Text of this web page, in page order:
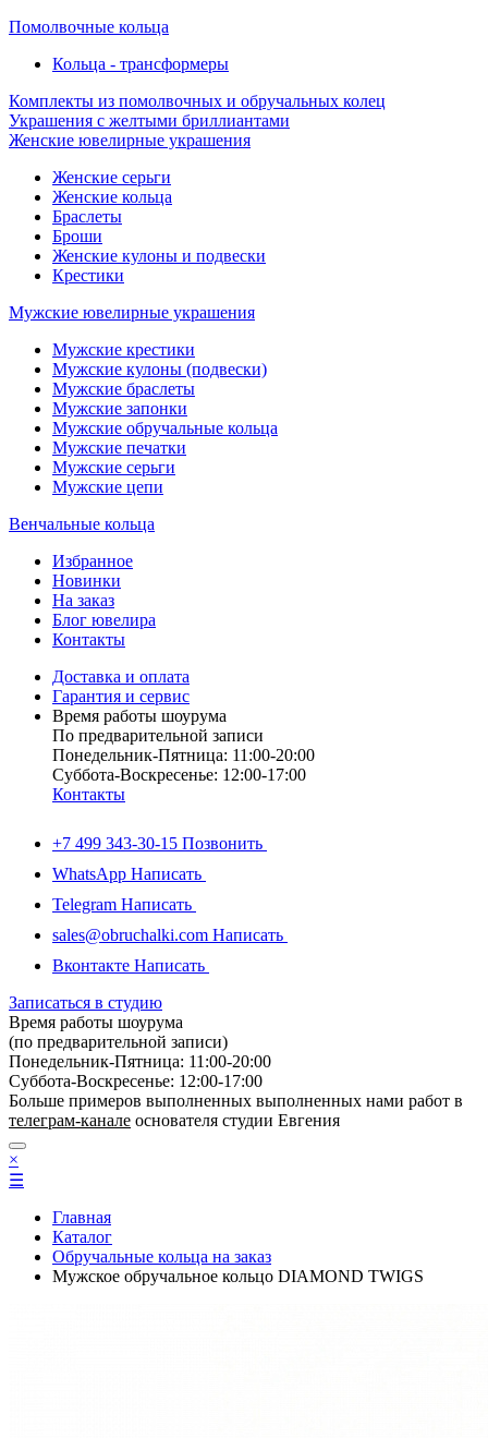
Помолвочные кольца
Кольца - трансформеры
Комплекты из помолвочных и обручальных колец
Украшения с желтыми бриллиантами
Женские ювелирные украшения
Женские серьги
Женские кольца
Браслеты
Броши
Женские кулоны и подвески
Крестики
Мужские ювелирные украшения
Мужские крестики
Мужские кулоны (подвески)
Мужские браслеты
Мужские запонки
Мужские обручальные кольца
Мужские печатки
Мужские серьги
Мужские цепи
Венчальные кольца
Избранное
Новинки
На заказ
Блог ювелира
Контакты
Доставка и оплата
Гарантия и сервис
Время работы шоурума
По предварительной записи
Понедельник-Пятница: 11:00-20:00
Суббота-Bоcкресенье: 12:00-17:00
Контакты
+7 499 343-30-15 Позвонить
WhatsApp Написать
Telegram Написать
sales@obruchalki.com Написать
Вконтакте Написать
Записаться в студию
Время работы шоурума
(по предварительной записи)
Понедельник-Пятница: 11:00-20:00
Суббота-Bоcкресенье: 12:00-17:00
Больше примеров выполненных выполненных нами работ в
телеграм-канале основателя студии Евгения
×
☰
Главная
Каталог
Обручальные кольца на заказ
Мужское обручальное кольцо DIAMOND TWIGS